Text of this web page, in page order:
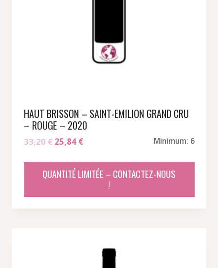
HAUT BRISSON – SAINT-EMILION GRAND CRU
– ROUGE – 2020
33,20€ Le
initial
était :
25,84 €Le
actuel
est :
Minimum: 6
QUANTITÉ LIMITÉE – CONTACTEZ-NOUS
!